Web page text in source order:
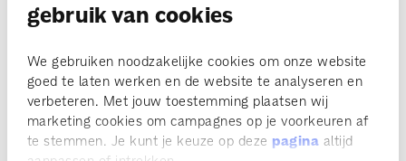
gebruik van cookies
We gebruiken noodzakelijke cookies om onze website
goed te laten werken en de website te analyseren en
verbeteren. Met jouw toestemming plaatsen wij
marketing cookies om campagnes op je voorkeuren af
te stemmen. Je kunt je keuze op deze pagina altijd
Uitkomsten Politieke Sekswijzer
Vaccineren baby's: juist nu
De vluchtkoffer van...
Koffie met dubbele impact